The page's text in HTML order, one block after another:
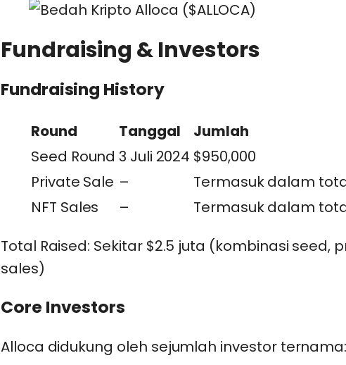
Fundraising & Investors
Fundraising History
Round Tanggal
Jumlah
Seed Round 3 Juli 2024 $950,000
Private Sale –
Termasuk dalam
NFT Sales
–
Termasuk dalam
Total Raised: Sekitar $2.5 juta (kombinasi seed,
sales)
Core Investors
Alloca didukung oleh sejumlah investor ternama: